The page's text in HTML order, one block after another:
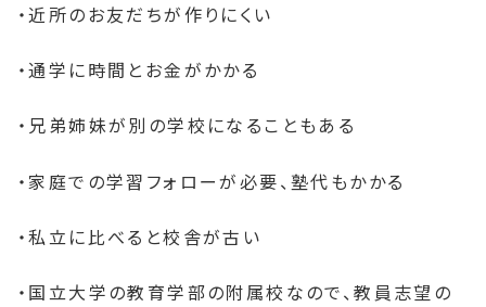
・近所のお友だちが作りにくい
・通学に時間とお金がかかる
・兄弟姉妹が別の学校になることもある
・家庭での学習フォローが必要、塾代もかかる
・私立に比べると校舎が古い
・国立大学の教育学部の附属校なので、教員志望の